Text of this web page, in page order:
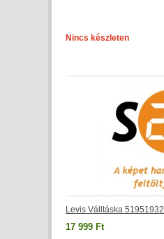
Nincs készleten
Levis Válltáska 51951932
17 999 Ft